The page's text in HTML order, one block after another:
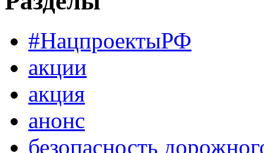
#НацпроектыРФ
акции
акция
анонс
безопасность